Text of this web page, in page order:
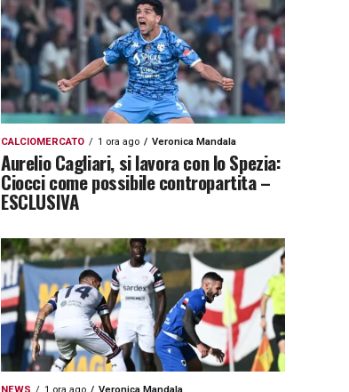
CALCIOMERCATO 1 ora ago Veronica Mandala
Aurelio Cagliari, si lavora con lo Spezia:
Ciocci come possibile contropartita –
ESCLUSIVA